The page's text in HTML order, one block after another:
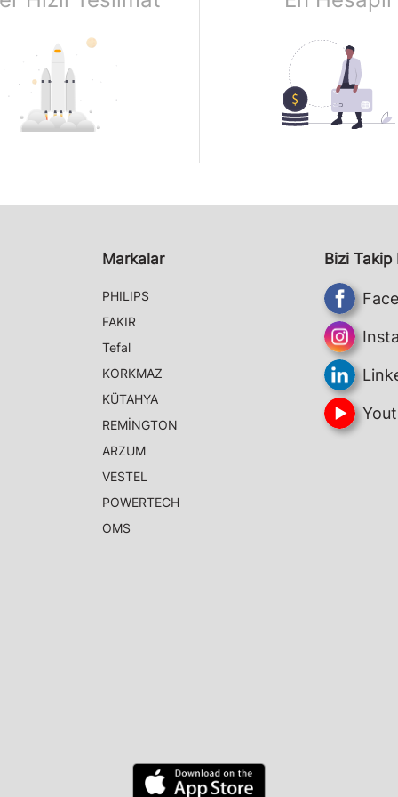
Markalar
PHILIPS
FAKIR
Tefal
KORKMAZ
KÜTAHYA
REMİNGTON
ARZUM
VESTEL
POWERTECH
OMS
Bizi Takip